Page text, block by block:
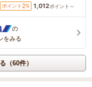
ポイント 2% 1,012ポイント～
の
をみる
（60件）